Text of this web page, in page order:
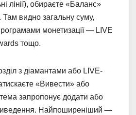
лінії), обираєте «Баланс»
видно загальну суму,
монетизації — LIVE
тощо.
з діамантами або LIVE-
«Вивести» або
запропонує додати або
Найпоширеніший —